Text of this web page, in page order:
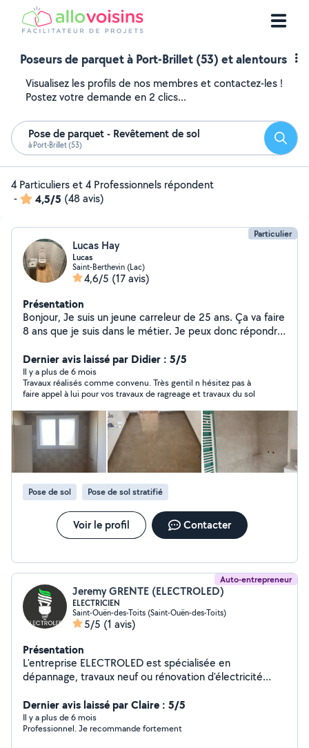
Poseurs de parquet à Port-Brillet (53) et alentours
Visualisez les profils de nos membres et contactez-les !
Postez votre demande en 2 clics...
Pose de parquet - Revêtement de sol
à Port-Brillet (53)
4 Particuliers et 4 Professionnels répondent
-
4,5/5 (48 avis)
Particulier
Lucas Hay
Lucas
Saint-Berthevin (Lac)
4,6/5 (17 avis)
Présentation
Bonjour, Je suis un jeune carreleur de 25 ans. Ça va faire
8 ans que je suis dans le métier. Je peux donc répondre
collée ou du plot. Je fais également la pose de parquet
ou le sol PVC. N'hésitez pas à aller voir les photos de
mes réalisations ainsi que les avis. Au plaisir de faire
affaire avec vous.
Dernier avis laissé par Didier : 5/5
Il y a plus de 6 mois
Travaux réalisés comme convenu. Très gentil n hésitez pas à
faire appel à lui pour vos travaux de ragreage et travaux du sol
Pose de sol Pose de sol stratifié
Voir le profil Contacter
Auto-entrepreneur
Jeremy GRENTE (ELECTROLED)
ELECTRICIEN
Saint-Ouën-des-Toits (Saint-Ouën-des-Toits)
5/5 (1 avis)
Présentation
L'entreprise ELECTROLED est spécialisée en
dépannage, travaux neuf ou rénovation d'électricité
magasins et les bureaux. Avec plus de 10 ans
d'expérience dans le métier
Dernier avis laissé par Claire : 5/5
Il y a plus de 6 mois
Professionnel. Je recommande fortement